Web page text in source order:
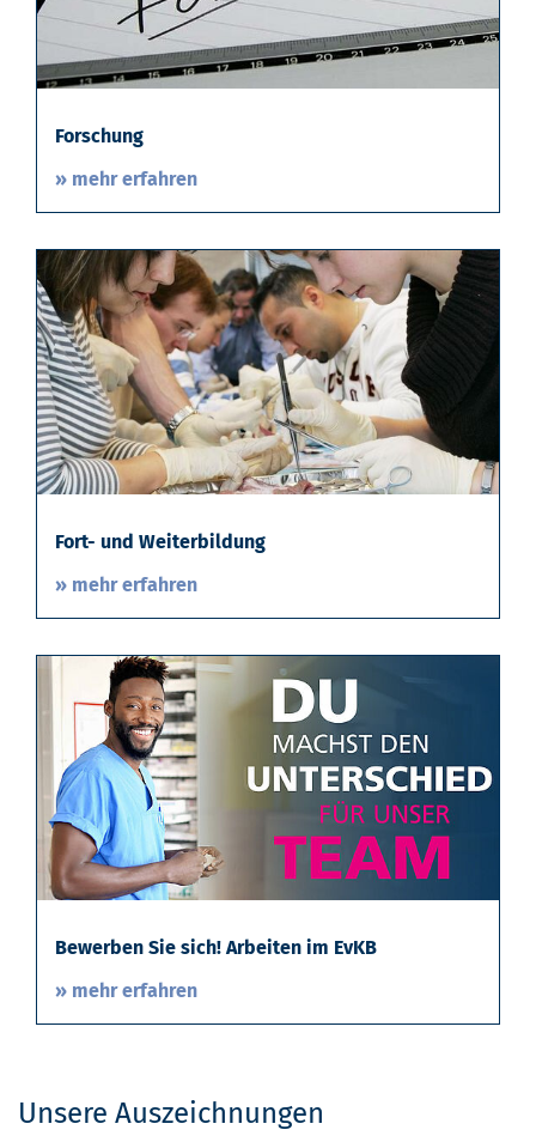
Forschung
» mehr erfahren
Fort- und Weiterbildung
» mehr erfahren
Bewerben Sie sich! Arbeiten im EvKB
» mehr erfahren
Unsere Auszeichnungen